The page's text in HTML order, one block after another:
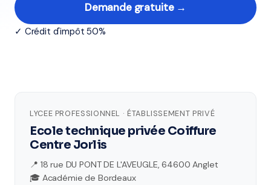
Demande gratuite →
✓ Crédit d'impôt 50%
LYCEE PROFESSIONNEL · ÉTABLISSEMENT PRIVÉ
Ecole technique privée Coiffure
Centre Jorlis
📍 18 rue DU PONT DE L'AVEUGLE, 64600 Anglet
🎓 Académie de Bordeaux